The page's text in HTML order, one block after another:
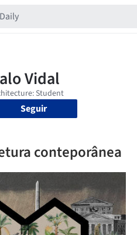
Seguir
conteporânea